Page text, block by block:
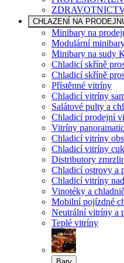
CHLAZENÍ NA
Minibary na
Modulární
Minibary na sudy
Chladicí skříně
Chladicí skříně
Přístěnné vitríny
Chladicí vitríny
Salátové pulty a
Chladicí prodejní
Vitríny
Chladicí vitríny
Chladicí vitríny
Distributory
Chladicí ostrovy a
Chladicí vitríny
Vinotéky a
Mobilní pojízdné
Neutrální vitríny a
Teplé vitríny